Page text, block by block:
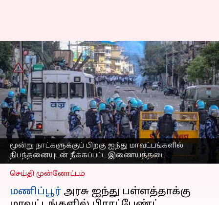
மூன்று நாட்களுக்குப் பிறகு ஐந்து மாவட்டங்களில்
நிபந்தனையுடன் நீக்கப்பட்ட இணையத்தடை
மணிப்பூர்: மூன்று
நாட்களுக்குப் பிறகு ஐந்து
மாவட்டங்களில்
நிபந்தனையுடன்
நீக்கப்பட்ட
இணையத்தடை
எழுதியவர் Venkatalakshmi V Sep 13, 2024 05:07 pm
செய்தி முன்னோட்டம்
மணிப்பூர் அரசு ஐந்து பள்ளத்தாக்கு